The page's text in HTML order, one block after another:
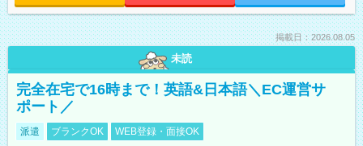
掲載日：2026.08.05
未読
完全在宅で16時まで！英語&日本語＼EC運営サ
ポート／
派遣 ブランクOK WEB登録・面接OK